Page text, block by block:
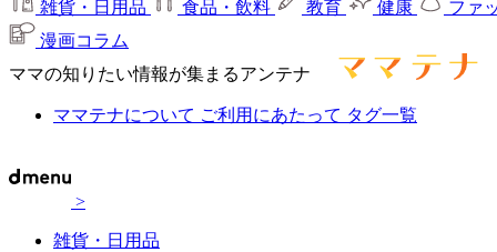
雑貨・日用品 食品・飲料 教育 健康
ファ
漫画コラム
ママの知りたい情報が集まるアンテナ
ママテナについて ご利用にあたって タグ一覧
>
雑貨・日用品